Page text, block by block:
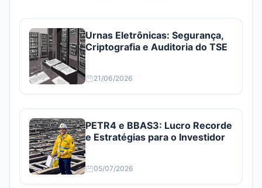
Urnas Eletrônicas: Segurança,
Criptografia e Auditoria do TSE
21/06/2026
PETR4 e BBAS3: Lucro Recorde
e Estratégias para o Investidor
05/07/2026